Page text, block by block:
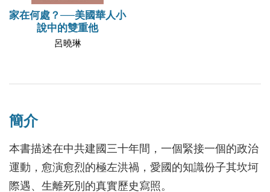
家在何處？──美國華人小
說中的雙重他
呂曉琳
簡介
本書描述在中共建國三十年間，一個緊接一個的政治
運動，愈演愈烈的極左洪禍，愛國的知識份子其坎坷
際遇、生離死別的真實歷史寫照。